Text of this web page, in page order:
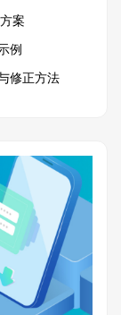
案
例
修正方法